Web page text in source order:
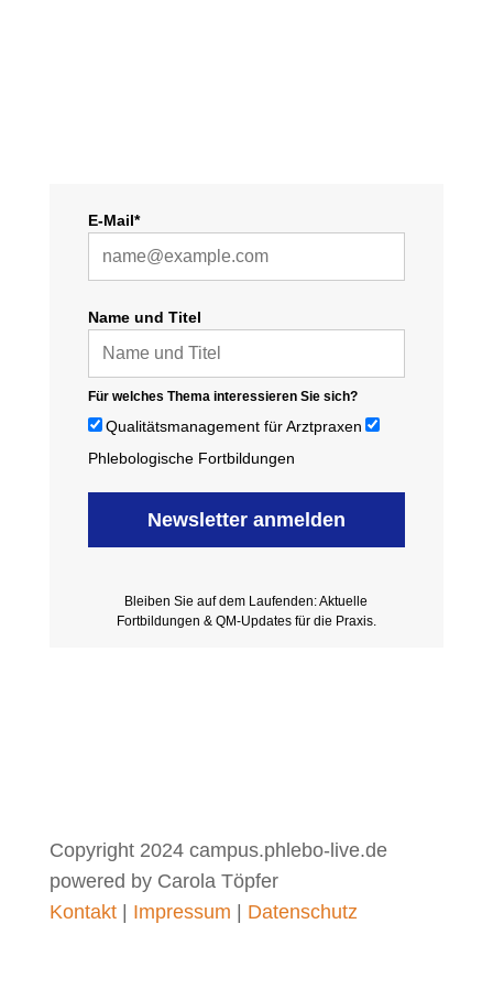
E-Mail*
Name und Titel
Für welches Thema interessieren Sie sich?
Qualitätsmanagement für Arztpraxen
Phlebologische Fortbildungen
Newsletter anmelden
Bleiben Sie auf dem Laufenden: Aktuelle
Fortbildungen & QM-Updates für die Praxis.
Copyright 2024 campus.phlebo-live.de
powered by Carola Töpfer
Kontakt| Impressum Datenschutz